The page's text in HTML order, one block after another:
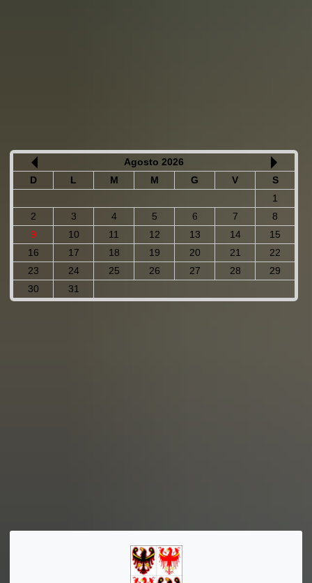
Agosto 2026
D
L M M G V
S
1
2
3 4 5 6 7
8
9
10 11 12 13 14
15
16
17 18 19 20 21
22
23
24 25 26 27 28
29
30
31